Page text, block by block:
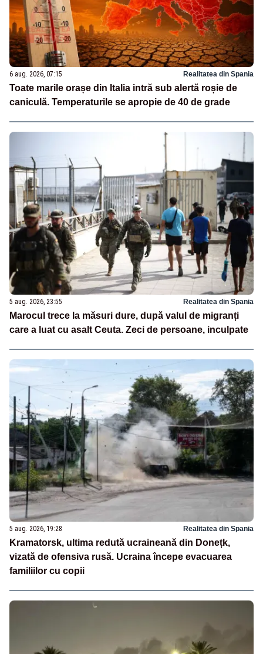
6 aug. 2026, 07:15 Realitatea din Spania
Toate marile orașe din Italia intră sub alertă roșie de
caniculă. Temperaturile se apropie de 40 de grade
5 aug. 2026, 23:55 Realitatea din Spania
Marocul trece la măsuri dure, după valul de migranți
care a luat cu asalt Ceuta. Zeci de persoane, inculpate
5 aug. 2026, 19:28 Realitatea din Spania
Kramatorsk, ultima redută ucraineană din Donețk,
vizată de ofensiva rusă. Ucraina începe evacuarea
familiilor cu copii